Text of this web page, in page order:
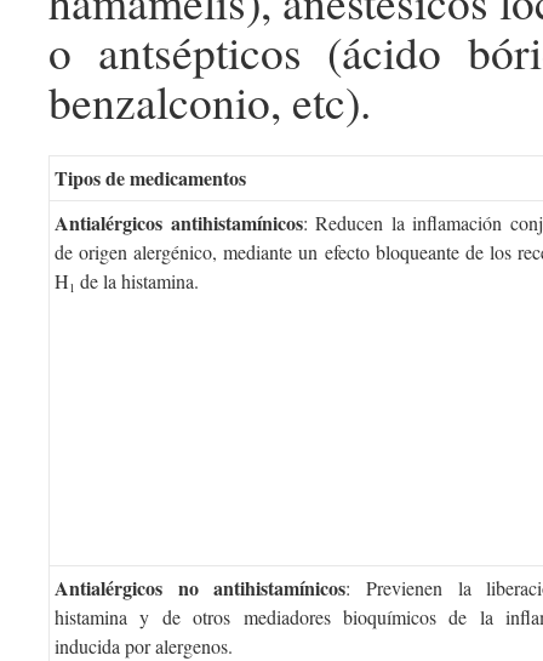
o antsépticos (ácido
benzalconio, etc).
Tipos de medicamentos
Antialérgicos antihistamínicos: Reducen la inflamación
de origen alergénico, mediante un efecto bloqueante de los
H1 de la histamina.
Antialérgicos no antihistamínicos: Previenen la
histamina y de otros mediadores bioquímicos de la
inducida por alergenos.